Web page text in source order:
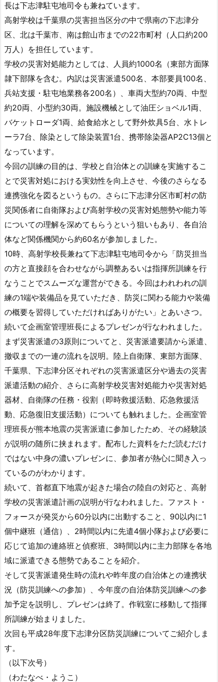
長は下志津駐屯地司令も兼ねています。
高射学校は千葉県の災害担当区分の中で県南の下志津分
区、北は千葉市、南は館山市までの22市町村（人口約200
万人）を担任しています。
学校の災害対処能力としては、人員約1000名（東部方面隊
隷下部隊を含む。内訳は災害派遣500名、本部要員100名、
兵站支援・駐屯地業務各200名）、車両大型約70両、中型
約20両、小型約30両。施設機械として油圧ショベル1両、
バケットローダ1両、給食給水として野外炊具5台、水トレ
ーラ7台、除染として除染装置1台、携帯除染器AP2C13個と
なっています。
今回の訓練の目的は、学校と自治体との訓練を実施するこ
とで災害対処における実効性を向上させ、今後のさらなる
連携強化を図るというもの。さらに下志津分区市町村の防
災関係者に自衛隊および高射学校の災害対処態勢や能力等
についての理解を深めてもらうという狙いもあり、各自治
体など関係機関から約60名が参加しました。
10時、高射学校長兼ねて下志津駐屯地司令から「防災担当
の方と直接顔を合わせながら調整あるいは指揮所訓練を行
なうことでスムーズな運営ができる。今回はわれわれの訓
練の1端や装備品を見ていただき、防災に関わる能力や装備
の概要を習得していただければありがたい」とあいさつ。
続いて企画室管理班長によるプレゼンが行なわれました。
まず災害派遣の3原則についてと、災害派遣要請から派遣、
撤収までの一連の流れを説明。陸上自衛隊、東部方面隊、
千葉県、下志津分区それぞれの災害派遣区分や過去の災害
派遣活動の紹介、さらに高射学校災害対処能力や災害対処
器材、自衛隊の任務・役割（即時救援活動、応急救援活
動、応急復旧支援活動）についても触れました。企画室管
理班長が熊本地震の災害派遣に参加したため、その経験談
が説明の随所に挟まれます。配布した資料をただ読むだけ
ではない中身の濃いプレゼンに、参加者が熱心に聞き入っ
ているのがわかります。
続いて、首都直下地震が起きた場合の陸自の対応と、高射
学校の災害派遣計画の説明が行なわれました。ファスト・
フォースが発災から60分以内に出動すること、90以内に1
個中継班（通信）、2時間以内に先遣4個小隊および必要に
応じて追加の連絡班と偵察班、3時間以内に主力部隊を各地
域に派遣できる態勢であることを紹介。
そして災害派遣発生時の流れや昨年度の自治体との連携状
況（防災訓練への参加）、今年度の自治体防災訓練への参
加予定を説明し、プレゼンは終了。作戦室に移動して指揮
所訓練が始まりました。
次回も平成28年度下志津分区防災訓練についてご紹介しま
す。
（以下次号）
（わたなべ・ようこ）